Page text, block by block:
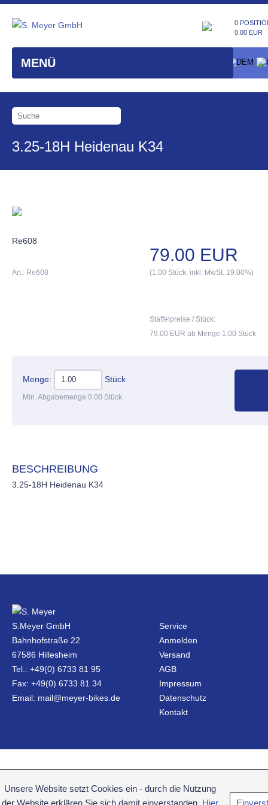
MENÜ
0
0.00 EUR
3.25-18H Heidenau K34
Re608
79.00 EUR
Art.: Re608 (1.00 Stück, inkl. MwSt. 19.00%)
Staffelpreise / Stück:
79.00 EUR ab Menge 1.00 Stück
Menge: Stück
Min. Abgabemenge 0.00 Stück
BESCHREIBUNG
3.25-18H Heidenau K34
S.Meyer GmbH
Bahnhofstraße 22
67586 Hillesheim
Tel.: +49(0) 6733 81 95
Fax: +49(0) 6733 81 34
Email: mail@meyer-bikes.de
Service
Anmelden
Versand
AGB
Impressum
Datenschutz
Kontakt
Unsere Website setzt Cookies ein - durch die Nutzung
der Website erklären Sie sich damit einverstanden. Hier